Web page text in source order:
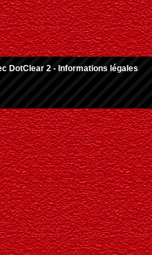
DotClear 2 - Informations légales